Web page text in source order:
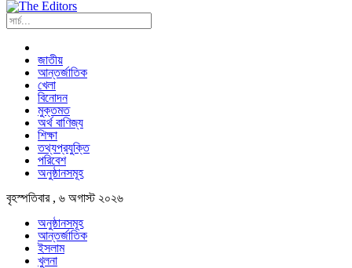
জাতীয়
আন্তর্জাতিক
খেলা
বিনোদন
মুক্তমত
অর্থ বাণিজ্য
শিক্ষা
তথ্যপ্রযুক্তি
পরিবেশ
অনুষ্ঠানসমূহ
বৃহস্পতিবার , ৬ অগাস্ট ২০২৬
অনুষ্ঠানসমূহ
আন্তর্জাতিক
ইসলাম
খুলনা